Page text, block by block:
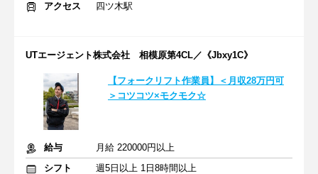
アクセス
四ツ木駅
UTエージェント株式会社 相模原第4CL／《Jbxy1C》
【フォークリフト作業員】＜月収28万円可
＞コツコツ×モクモク☆
給与
月給 220000円以上
シフト
週5日以上 1日8時間以上